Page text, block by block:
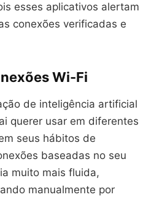
esses aplicativos alertam
conexões verificadas e
Wi-Fi
de inteligência artificial
querer usar em diferentes
seus hábitos de
baseadas no seu
muito mais fluida,
manualmente por